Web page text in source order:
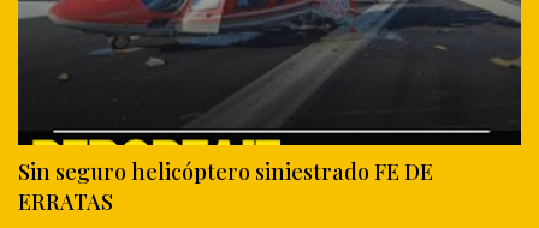
Sin seguro helicóptero siniestrado FE DE
ERRATAS